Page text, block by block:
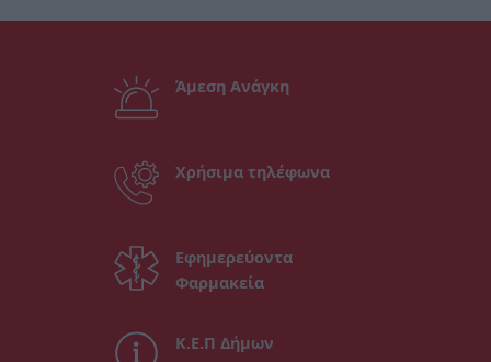
Άμεση Ανάγκη
Χρήσιμα τηλέφωνα
Εφημερεύοντα
Φαρμακεία
Κ.Ε.Π Δήμων